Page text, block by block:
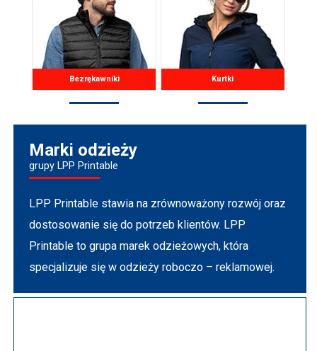
Bezrękawniki Kurtki
Marki odzieży
grupy LPP Printable
LPP Printable stawia na zrównoważony rozwój oraz
dostosowanie się do potrzeb klientów. LPP
Printable to grupa marek odzieżowych, która
specjalizuje się w odzieży roboczo – reklamowej.